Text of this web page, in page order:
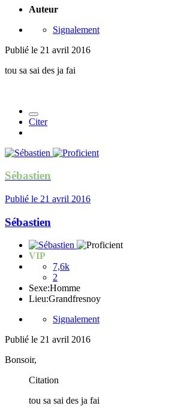
Auteur
Signalement
Publié le 21 avril 2016
tou sa sai des ja fai
Citer
Sébastien
Publié le 21 avril 2016
Sébastien
VIP
7,6k
2
Sexe:Homme
Lieu:Grandfresnoy
Signalement
Publié le 21 avril 2016
Bonsoir,
Citation
tou sa sai des ja fai